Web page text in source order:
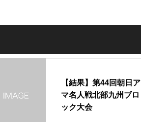
【結果】第44回朝日ア
マ名人戦北部九州ブロ
ック大会